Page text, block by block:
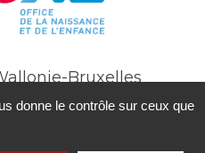
Bruxelles
de l'enfance
donne le contrôle sur ceux que